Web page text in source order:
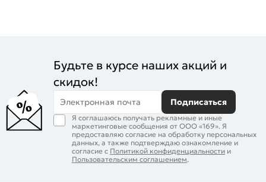
Будьте в курсе наших акций и
скидок!
Электронная почта Подписаться
Я соглашаюсь получать рекламные и иные
маркетинговые сообщения от ООО «169». Я
предоставляю согласие на обработку персональных
данных, а также подтверждаю ознакомление и
согласие с Политикой конфиденциальности и
Пользовательским соглашением.